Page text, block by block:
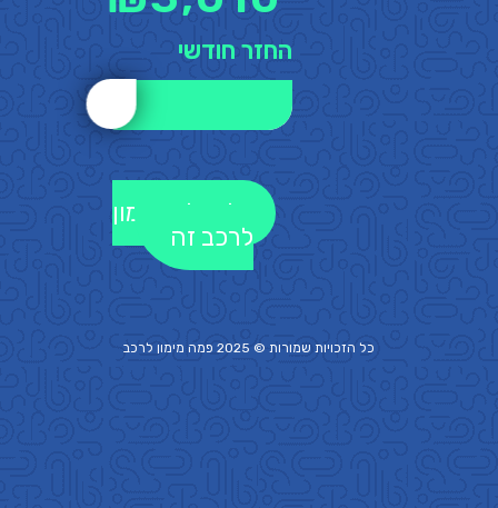
החזר חודשי
לקבלת מימון
לרכב זה
כל הזכויות שמורות © 2025 פמה מימון לרכב